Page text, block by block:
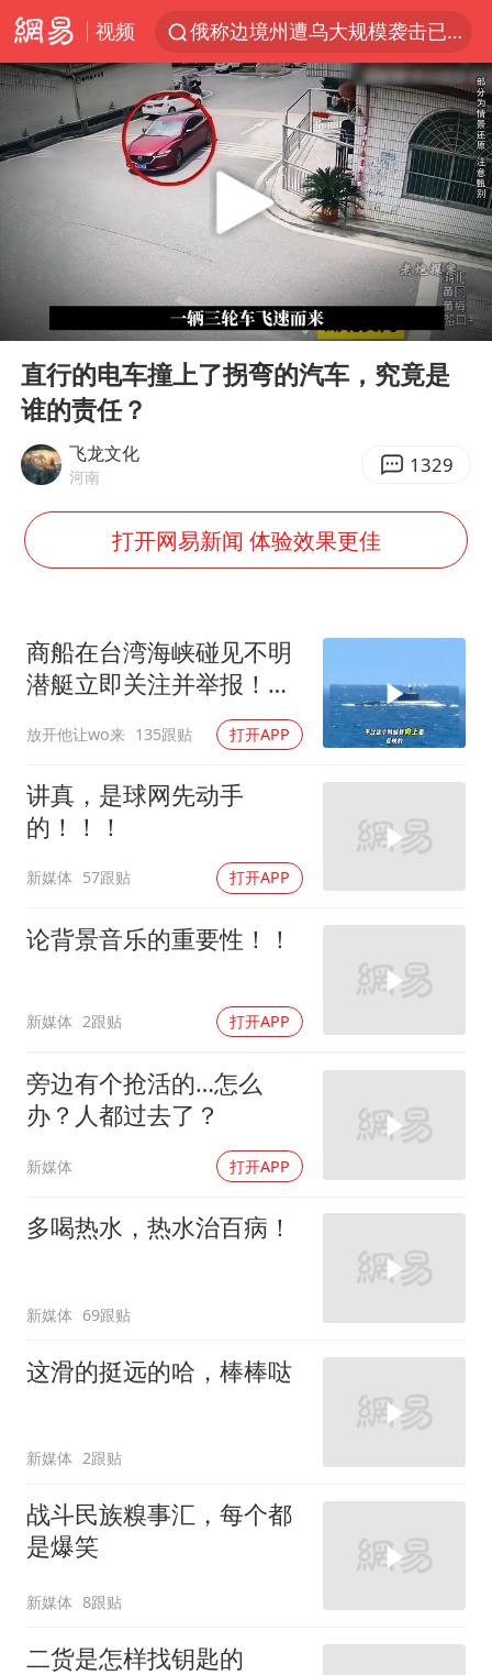
视频
俄称边境州遭乌大规模袭击已致13伤
杭州机场已取消航班388架次
于东来回应胖东来近25年老店年底关闭
浙江省委书记：该停下的坚决停下来
中国籍豪华游艇富商之子在泰国被杀
白海豚北上或致京津冀暴雨
美将每月供乌爱国者拦截导弹
国足U17与阿森纳决赛取消 并列冠军
10余省份将出现强风雨 局地特大暴雨
中国第1高楼阻尼器摆动明显
《龙餐馆》 冲奖
韩军前线部队连曝丑闻
奋力开创中国式现代化建设新局面
Play
直行的电车撞上了拐弯的汽车，究竟是
谁的责任？
飞龙文化
河南 1329
打开网易新闻 体验效果更佳
商船在台湾海峡碰见不明
潜艇立即关注并举报！一
放开他让wo来 135跟贴 打开APP
讲真，是球网先动手
的！！！
新媒体 57跟贴 打开APP
论背景音乐的重要性！！
新媒体 2跟贴 打开APP
旁边有个抢活的…怎么
办？人都过去了？
新媒体 打开APP
多喝热水，热水治百病！
新媒体 69跟贴
这滑的挺远的哈，棒棒哒
新媒体 2跟贴
战斗民族糗事汇，每个都
是爆笑
新媒体 8跟贴
二货是怎样找钥匙的